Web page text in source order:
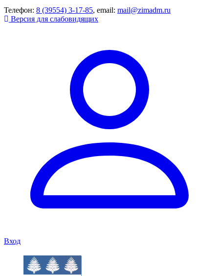
Телефон: 8 (39554) 3-17-85, email: mail@zimadm.ru
Версия для слабовидящих
Вход